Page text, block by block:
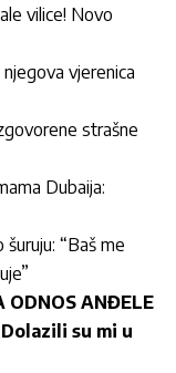
vilice! Novo
vjerenica
strašne
Dubaija:
“Baš me
ODNOS ANĐELE
su mi u